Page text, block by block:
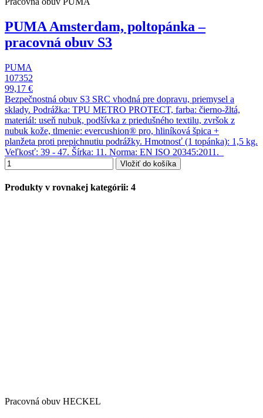
PUMA Amsterdam, poltopánka –
pracovná obuv S3
PUMA
107352
99,17 €
Bezpečnostná obuv S3 SRC vhodná pre dopravu, priemysel a
sklady. Podrážka: TPU METRO PROTECT, farba: čierno-žltá,
materiál: useň nubuk, podšívka z priedušného textilu, zvršok z
nubuk kože, tlmenie: evercushion® pro, hliníková špica +
planžeta proti prepichnutiu podrážky. Hmotnosť (1 topánka): 1,5 kg.
Veľkosť: 39 - 47. Šírka: 11. Norma: EN ISO 20345:2011.
Vložiť do košíka
Produkty v rovnakej kategórii: 4
Pracovná obuv HECKEL